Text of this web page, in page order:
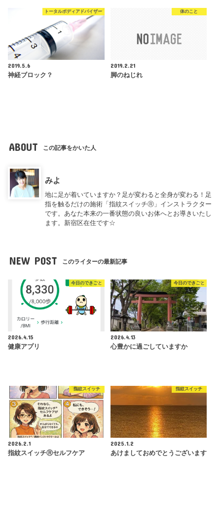
トータルボディアドバイザー
2019.5.6
神経ブロック？
体のこと
2019.2.21
脚のねじれ
ABOUT この記事をかいた人
みよ
地に足が着いていますか？足が変わると全身が変わる！足
指を触るだけの施術「指紋スイッチⓇ」インストラクター
です。あなた本来の一番状態の良いお体へとお導きいたし
ます。新宿区在住です☆
NEW POST このライターの最新記事
今日のできごと
2026.4.15
健康アプリ
今日のできごと
2026.4.13
心豊かに過ごしていますか
指紋スイッチ
2026.2.1
指紋スイッチⓇセルフケア
指紋スイッチ
2025.1.2
あけましておめでとうございます